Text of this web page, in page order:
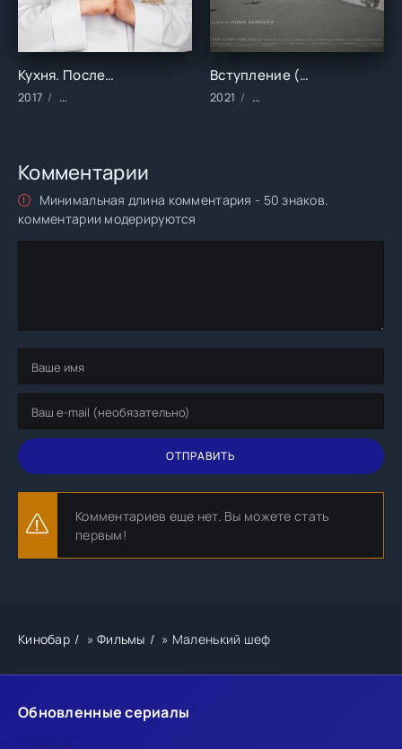
Обновленные сериалы
Кухня. Последняя битва (2017)
2017 Фильмы/Зарубежные/Комедии
Вступление (2021)
2021 Фильмы/2021 год/
Комментарии
Минимальная длина комментария - 50 знаков.
комментарии модерируются
ОТПРАВИТЬ
Комментариев еще нет. Вы можете стать
первым!
Кинобар »Фильмы » Маленький шеф